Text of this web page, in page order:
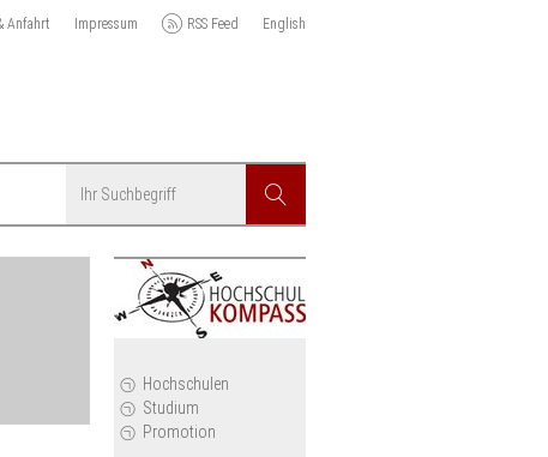
Anfahrt Impressum RSS Feed English
Suchen
Hochschulen
Studium
Promotion